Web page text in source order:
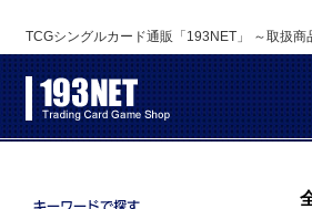
TCGシングルカード通販「193NET」 ～取扱商